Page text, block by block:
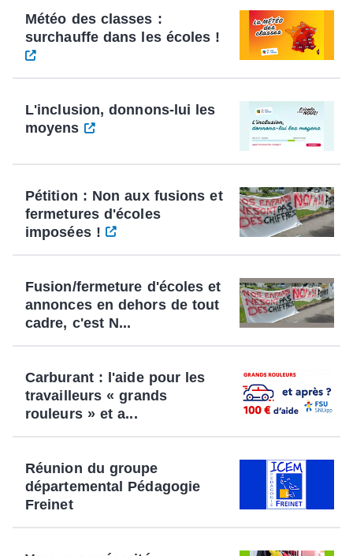
Météo des classes :
surchauffe dans les écoles !
L'inclusion, donnons-lui les
moyens
Pétition : Non aux fusions et
fermetures d'écoles
imposées !
Fusion/fermeture d'écoles et
annonces en dehors de tout
cadre, c'est N...
Carburant : l'aide pour les
travailleurs « grands
rouleurs » et a...
Réunion du groupe
départemental Pédagogie
Freinet